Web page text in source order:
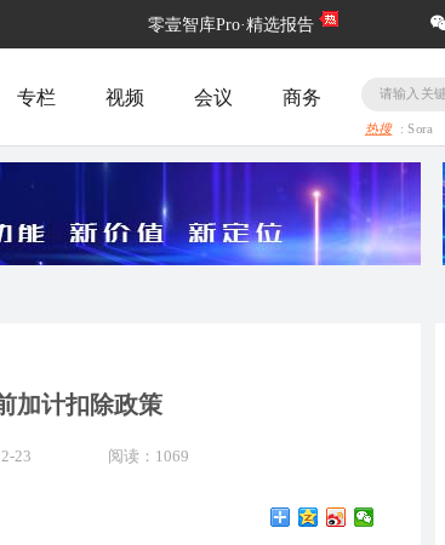
零壹智库Pro·精选报告
专栏 视频 会议 商务
热搜 :Sora
加计扣除政策
23 阅读：1069